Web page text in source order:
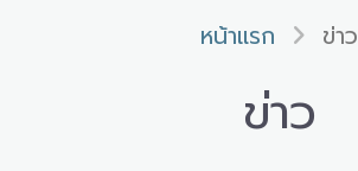
หน้าแรก ข่าว
ข่าว